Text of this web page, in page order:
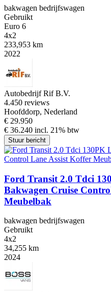
bakwagen bedrijfswagen
Gebruikt
Euro 6
4x2
233,953 km
2022
Autobedrijf Rif B.V.
4.450 reviews
Hoofddorp, Nederland
€ 29.950
€ 36.240 incl. 21% btw
Stuur bericht
Ford Transit 2.0 Tdci
Bakwagen Cruise
Meubelbak
bakwagen bedrijfswagen
Gebruikt
4x2
34,255 km
2024